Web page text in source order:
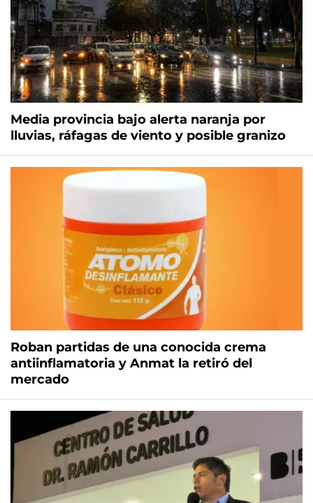
Media provincia bajo alerta naranja por
lluvias, ráfagas de viento y posible granizo
Roban partidas de una conocida crema
antiinflamatoria y Anmat la retiró del
mercado